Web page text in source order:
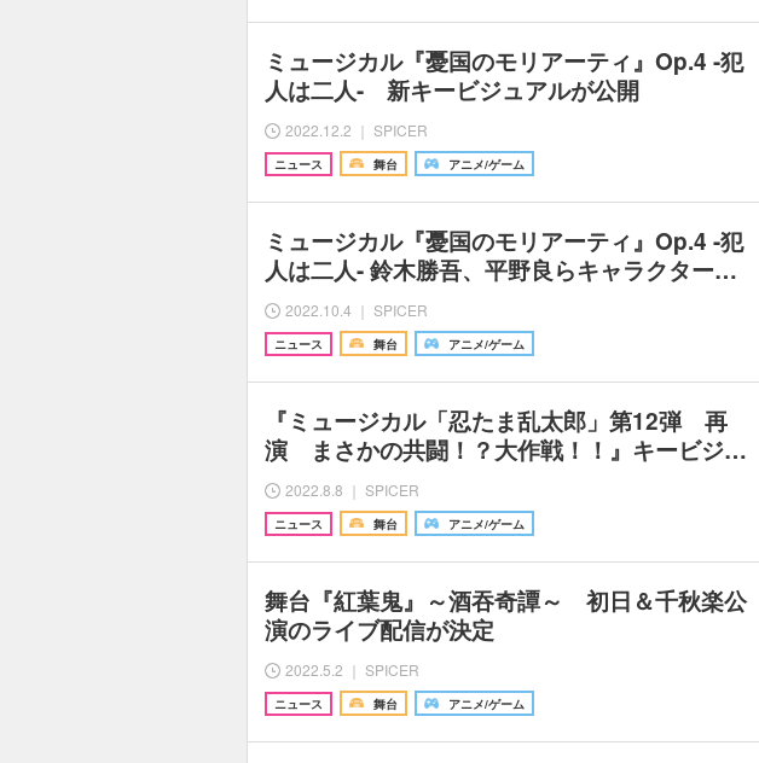
ミュージカル『憂国のモリアーティ』Op.4 -犯
人は二人- 新キービジュアルが公開
2022.12.2 ｜ SPICER
ニュース 舞台 アニメ/ゲーム
ミュージカル『憂国のモリアーティ』Op.4 -犯
人は二人- 鈴木勝吾、平野良らキャラクター…
2022.10.4 ｜ SPICER
ニュース 舞台 アニメ/ゲーム
『ミュージカル「忍たま乱太郎」第12弾 再
演 まさかの共闘！？大作戦！！』キービジ…
2022.8.8 ｜ SPICER
ニュース 舞台 アニメ/ゲーム
舞台『紅葉鬼』～酒吞奇譚～ 初日＆千秋楽公
演のライブ配信が決定
2022.5.2 ｜ SPICER
ニュース 舞台 アニメ/ゲーム